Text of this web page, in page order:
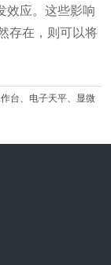
应。这些影响
存在，则可以将
台、电子天平、显微